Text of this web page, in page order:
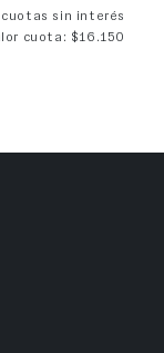
sin interés
cuota: $16.150